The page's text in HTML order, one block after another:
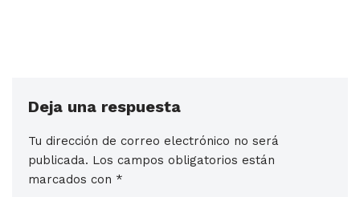
Deja una respuesta
Tu dirección de correo electrónico no será
publicada. Los campos obligatorios están
marcados con *